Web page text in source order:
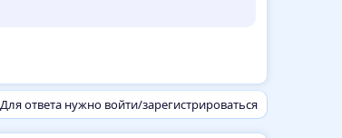
Для ответа нужно войти/зарегистрироваться